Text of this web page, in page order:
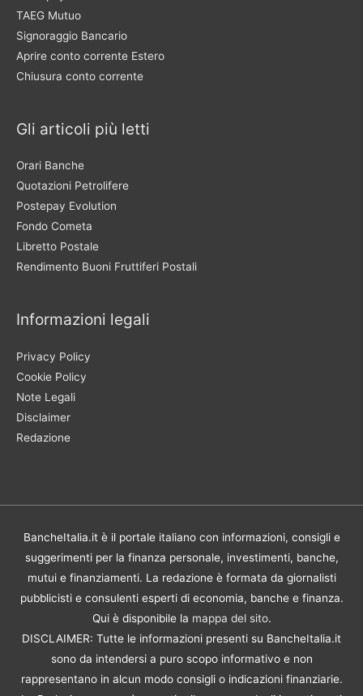
TAEG Mutuo
Signoraggio Bancario
Aprire conto corrente Estero
Chiusura conto corrente
Gli articoli più letti
Orari Banche
Quotazioni Petrolifere
Postepay Evolution
Fondo Cometa
Libretto Postale
Rendimento Buoni Fruttiferi Postali
Informazioni legali
Privacy Policy
Cookie Policy
Note Legali
Disclaimer
Redazione
BancheItalia.it è il portale italiano con informazioni, consigli e
suggerimenti per la finanza personale, investimenti, banche,
mutui e finanziamenti. La redazione è formata da giornalisti
pubblicisti e consulenti esperti di economia, banche e finanza.
Qui è disponibile la mappa del sito.
DISCLAIMER: Tutte le informazioni presenti su BancheItalia.it
sono da intendersi a puro scopo informativo e non
rappresentano in alcun modo consigli o indicazioni finanziarie.